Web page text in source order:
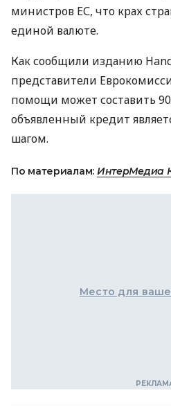
министров ЕС, что крах
единой валюте.
Как сообщили изданию
представители
помощи может составить
объявленный кредит
шагом.
По материалам: ИнтерМедиа
Место для